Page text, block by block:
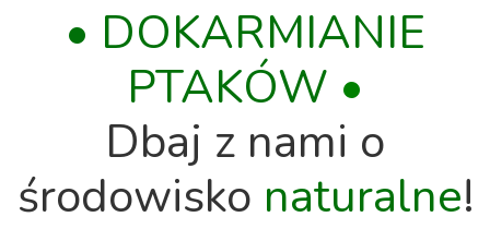
• DOKARMIANIE
PTAKÓW •
Dbaj z nami o
środowisko naturalne!